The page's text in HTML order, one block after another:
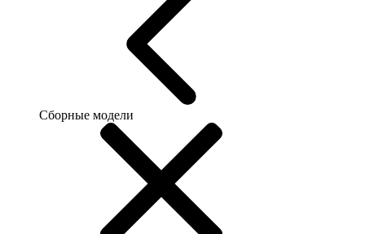
Сборные модели